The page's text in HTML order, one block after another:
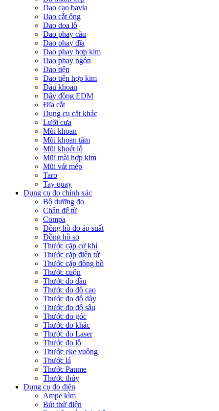
Dao cạo bavia
Dao cắt ống
Dao doa lỗ
Dao phay cầu
Dao phay đĩa
Dao phay hợp kim
Dao phay ngón
Dao tiện
Dao tiện hợp kim
Đầu khoan
Dây đồng EDM
Đĩa cắt
Dụng cụ cắt khác
Lưỡi cưa
Mũi khoan
Mũi khoan tâm
Mũi khoét lỗ
Mũi mài hợp kim
Mũi vát mép
Taro
Tay quay
Dụng cụ đo chính xác
Bộ dưỡng đo
Chân đế từ
Compa
Đồng hồ đo áp suất
Đồng hồ so
Thước cặp cơ khí
Thước cặp điện tử
Thước cặp đồng hồ
Thước cuộn
Thước đo dầu
Thước đo độ cao
Thước đo độ dày
Thước đo độ sâu
Thước đo góc
Thước đo khác
Thước đo Laser
Thước đo lỗ
Thước eke vuông
Thước lá
Thước Panme
Thước thủy
Dụng cụ đo điện
Ampe kìm
Bút thử điện